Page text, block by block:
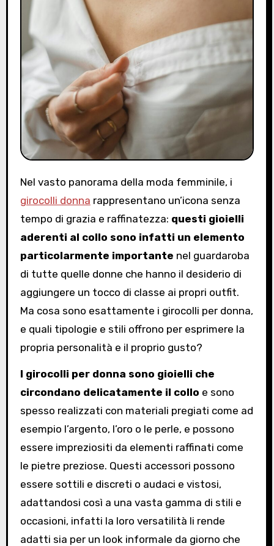
Nel vasto panorama della moda femminile, i
girocolli donna rappresentano un’icona senza
tempo di grazia e raffinatezza: questi gioielli
aderenti al collo sono infatti un elemento
particolarmente importante nel guardaroba
di tutte quelle donne che hanno il desiderio di
aggiungere un tocco di classe ai propri outfit.
Ma cosa sono esattamente i girocolli per donna,
e quali tipologie e stili offrono per esprimere la
propria personalità e il proprio gusto?
I girocolli per donna sono gioielli che
circondano delicatamente il collo e sono
spesso realizzati con materiali pregiati come ad
esempio l’argento, l’oro o le perle, e possono
essere impreziositi da elementi raffinati come
le pietre preziose. Questi accessori possono
essere sottili e discreti o audaci e vistosi,
adattandosi così a una vasta gamma di stili e
occasioni, infatti la loro versatilità li rende
adatti sia per un look informale da giorno che